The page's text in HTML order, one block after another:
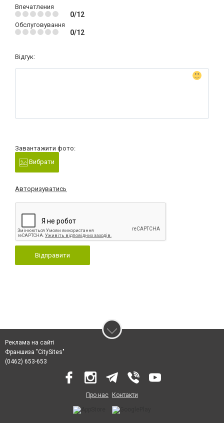
Впечатления
0/12
Обслуговування
0/12
Відгук:
Завантажити фото:
Вибрати
Авторизуватись
Відправити
Реклама на сайті
Франшиза "CitySites"
(0462) 653-653
Про нас Контакти